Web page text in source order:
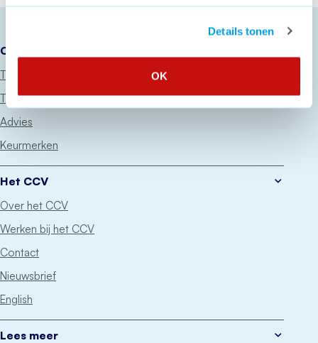
Details tonen
OK
Onze diensten
Thema’s
Trainingen
Advies
Keurmerken
Het CCV
Over het CCV
Werken bij het CCV
Contact
Nieuwsbrief
English
Lees meer